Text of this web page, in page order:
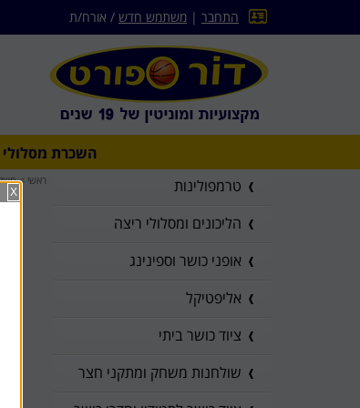
התחבר | משתמש חדש / אורח/ת
השכרת מסלולי
ראשי >
טרמפולינות
הליכונים ומסלולי ריצה
אופני כושר וספינינג
אליפטיקל
ציוד כושר ביתי
שולחנות משחק ומתקני חצר
X